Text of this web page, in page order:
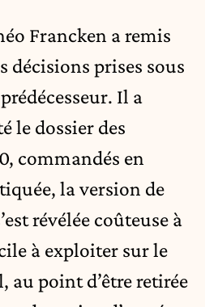
Francken a remis
décisions prises sous
Il a
le dossier des
commandés en
la version de
révélée coûteuse à
à exploiter sur le
au point d’être retirée